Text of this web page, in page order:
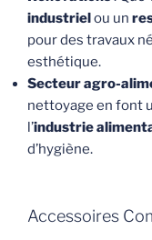
industrielou un
pour des travaux
esthétique.
Secteur agro-
nettoyage en font
l’industrie
d’hygiène.
Accessoires